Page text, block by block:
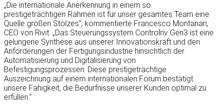
„Die internationale Anerkennung in einem so
prestigeträchtigen Rahmen ist für unser gesamtes Team eine
Quelle großen Stolzes“, kommentierte Francesco Montanari,
CEO von Rivit. „Das Steuerungssystem Controlriv Gen3 ist eine
gelungene Synthese aus unserer Innovationskraft und den
Anforderungen der Fertigungsindustrie hinsichtlich der
Automatisierung und Digitalisierung von
Befestigungsprozessen. Diese prestigeträchtige
Auszeichnung auf einem internationalen Forum bestätigt
unsere Fähigkeit, die Bedürfnisse unserer Kunden optimal zu
erfüllen.“